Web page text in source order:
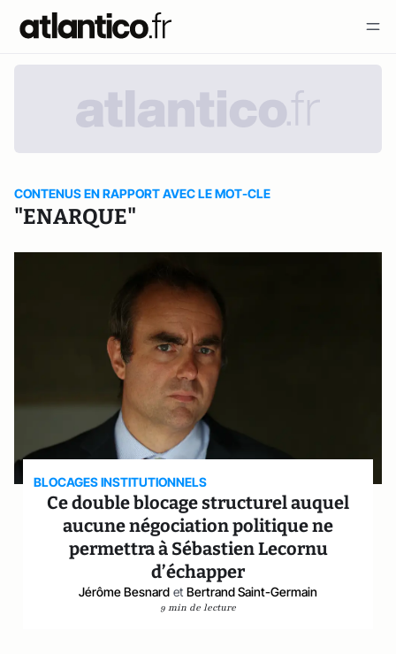
CONTENUS EN RAPPORT AVEC LE MOT-CLE
"ENARQUE"
BLOCAGES INSTITUTIONNELS
Ce double blocage structurel auquel
aucune négociation politique ne
permettra à Sébastien Lecornu
d’échapper
Jérôme Besnard et Bertrand Saint-Germain
9 min de lecture